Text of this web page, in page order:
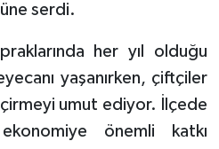
serdi.
her yıl olduğu
yaşanırken, çiftçiler
umut ediyor. İlçede
önemli katkı